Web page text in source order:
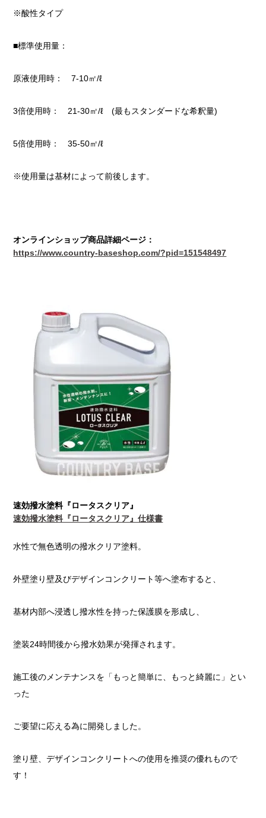
※酸性タイプ
■標準使用量：
原液使用時： 7-10㎡/ℓ
3倍使用時： 21-30㎡/ℓ (最もスタンダードな希釈量)
5倍使用時： 35-50㎡/ℓ
※使用量は基材によって前後します。
オンラインショップ商品詳細ページ：
https://www.country-baseshop.com/?pid=151548497
速効撥水塗料『ロータスクリア』
速効撥水塗料『ロータスクリア』仕様書
水性で無色透明の撥水クリア塗料。
外壁塗り壁及びデザインコンクリート等へ塗布すると、
基材内部へ浸透し撥水性を持った保護膜を形成し、
塗装24時間後から撥水効果が発揮されます。
施工後のメンテナンスを「もっと簡単に、もっと綺麗に」とい
った
ご要望に応える為に開発しました。
塗り壁、デザインコンクリートへの使用を推奨の優れもので
す！